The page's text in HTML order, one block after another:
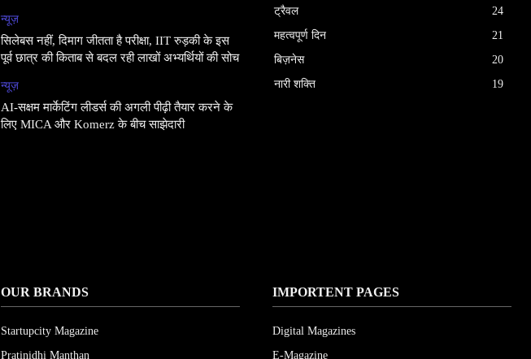
न्यूज़
सिलेबस नहीं, दिमाग जीतता है परीक्षा, IIT रुड़की के इस
पूर्व छात्र की किताब से बदल रही लाखों अभ्यर्थियों की सोच
न्यूज़
AI-सक्षम मार्केटिंग लीडर्स की अगली पीढ़ी तैयार करने के
लिए MICA और Komerz के बीच साझेदारी
ट्रैवल
24
महत्वपूर्ण दिन
21
बिज़नेस
20
नारी शक्ति
19
OUR BRANDS
Startupcity Magazine
Pratinidhi Manthan
IMPORTENT PAGES
Digital Magazines
E-Magazine